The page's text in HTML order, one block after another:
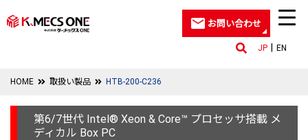
JP EN
お問い合わせ
HOME 取扱い製品 HTB-200-C236
第6/7世代 Intel® Xeon & Core™ プロセッサ搭載 メ
ディカル Box PC